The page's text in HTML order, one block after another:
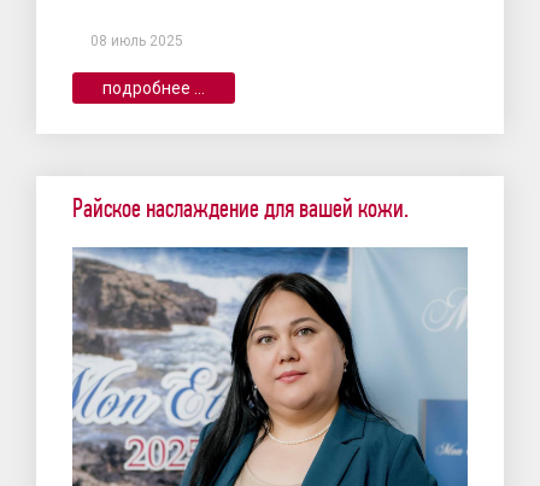
08 июль 2025
подробнее ...
Райское наслаждение для вашей кожи.